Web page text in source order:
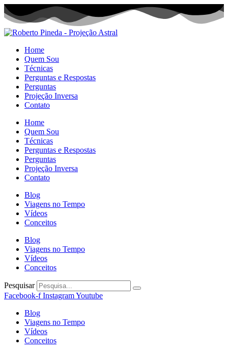
Home
Quem Sou
Técnicas
Perguntas e Respostas
Perguntas
Projeção Inversa
Contato
Home
Quem Sou
Técnicas
Perguntas e Respostas
Perguntas
Projeção Inversa
Contato
Blog
Viagens no Tempo
Vídeos
Conceitos
Blog
Viagens no Tempo
Vídeos
Conceitos
Pesquisar
Facebook-f InstagramYoutube
Blog
Viagens no Tempo
Vídeos
Conceitos